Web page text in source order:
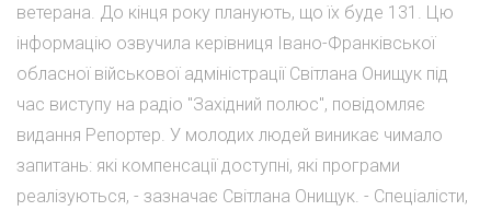
ветерана. До кінця року планують, що їх буде 131. Цю
інформацію озвучила керівниця Івано-Франківської
обласної військової адміністрації Світлана Онищук під
час виступу на радіо "Західний полюс", повідомляє
видання Репортер. У молодих людей виникає чимало
запитань: які компенсації доступні, які програми
реалізуються, - зазначає Світлана Онищук. - Спеціалісти,